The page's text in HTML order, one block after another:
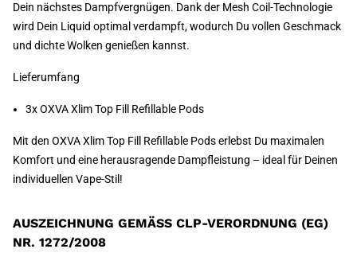
Dein nächstes Dampfvergnügen. Dank der Mesh Coil-Technologie
wird Dein Liquid optimal verdampft, wodurch Du vollen Geschmack
und dichte Wolken genießen kannst.
Lieferumfang
3x OXVA Xlim Top Fill Refillable Pods
Mit den OXVA Xlim Top Fill Refillable Pods erlebst Du maximalen
Komfort und eine herausragende Dampfleistung – ideal für Deinen
individuellen Vape-Stil!
AUSZEICHNUNG GEMÄSS CLP-VERORDNUNG (EG) N
R. 1272/2008